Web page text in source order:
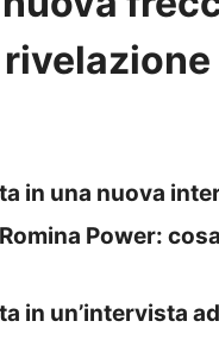
in una nuova
Power:
in un’intervista